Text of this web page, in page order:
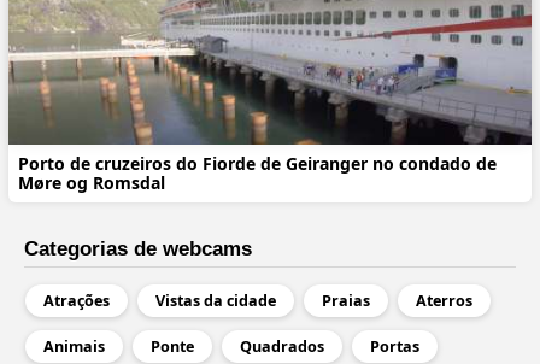
Porto de cruzeiros do Fiorde de Geiranger no condado de
Møre og Romsdal
Categorias de webcams
Atrações Vistas da cidade Praias Aterros
Animais Ponte Quadrados Portas